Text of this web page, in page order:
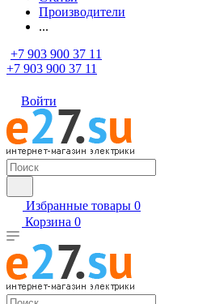
Производители
...
+7 903 900 37 11
+7 903 900 37 11
Войти
Избранные товары 0
Корзина 0